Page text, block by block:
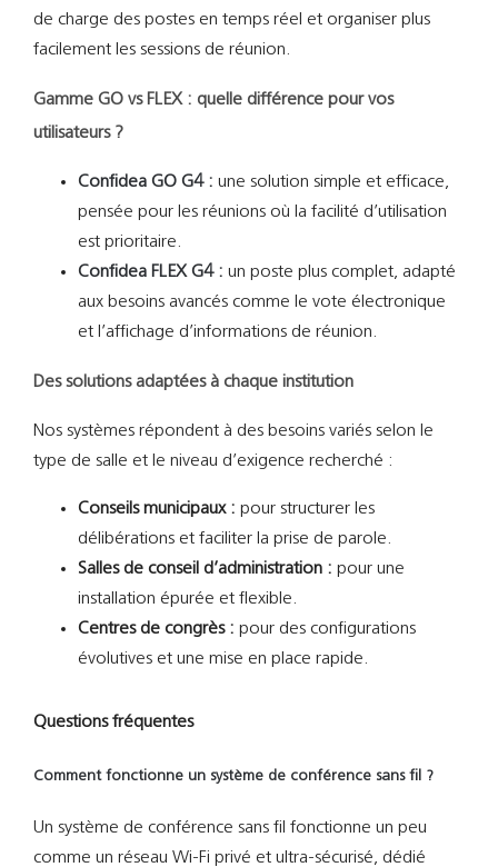
de charge des postes en temps réel et organiser plus
facilement les sessions de réunion.
Gamme GO vs FLEX : quelle différence pour vos
utilisateurs ?
Confidea GO G4 : une solution simple et efficace,
pensée pour les réunions où la facilité d’utilisation
est prioritaire.
Confidea FLEX G4 : un poste plus complet, adapté
aux besoins avancés comme le vote électronique
et l’affichage d’informations de réunion.
Des solutions adaptées à chaque institution
Nos systèmes répondent à des besoins variés selon le
type de salle et le niveau d’exigence recherché :
Conseils municipaux : pour structurer les
délibérations et faciliter la prise de parole.
Salles de conseil d’administration : pour une
installation épurée et flexible.
Centres de congrès : pour des configurations
évolutives et une mise en place rapide.
Questions fréquentes
Comment fonctionne un système de conférence sans fil ?
Un système de conférence sans fil fonctionne un peu
comme un réseau Wi-Fi privé et ultra-sécurisé, dédié